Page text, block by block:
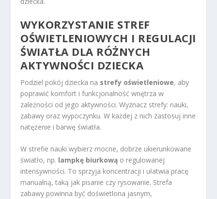
WYKORZYSTANIE STREF
OŚWIETLENIOWYCH I REGULACJI
ŚWIATŁA DLA RÓŻNYCH
AKTYWNOŚCI DZIECKA
Podziel pokój dziecka na strefy oświetleniowe, aby
poprawić komfort i funkcjonalność wnętrza w
zależności od jego aktywności. Wyznacz strefy: nauki,
zabawy oraz wypoczynku. W każdej z nich zastosuj inne
natężenie i barwę światła.
W strefie nauki wybierz mocne, dobrze ukierunkowane
światło, np. lampkę biurkową o regulowanej
intensywności. To sprzyja koncentracji i ułatwia pracę
manualną, taką jak pisanie czy rysowanie. Strefa
zabawy powinna być doświetlona jasnym,